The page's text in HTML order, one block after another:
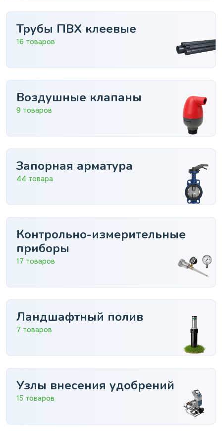
Трубы ПВХ клеевые
16 товаров
Воздушные клапаны
9 товаров
Запорная арматура
44 товара
Контрольно-измерительные
приборы
17 товаров
Ландшафтный полив
7 товаров
Узлы внесения удобрений
15 товаров